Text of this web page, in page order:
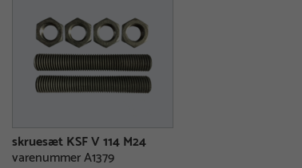
skruesæt KSF V 114 M24
varenummer A1379